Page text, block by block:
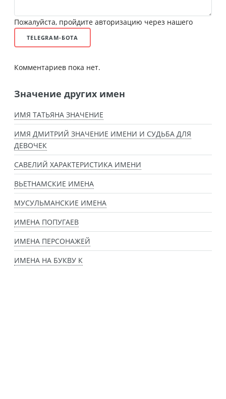
Пожалуйста, пройдите авторизацию через нашего
TELEGRAM-БОТА
Комментариев пока нет.
Значение других имен
ИМЯ ТАТЬЯНА ЗНАЧЕНИЕ
ИМЯ ДМИТРИЙ ЗНАЧЕНИЕ ИМЕНИ И СУДЬБА ДЛЯ
ДЕВОЧЕК
САВЕЛИЙ ХАРАКТЕРИСТИКА ИМЕНИ
ВЬЕТНАМСКИЕ ИМЕНА
МУСУЛЬМАНСКИЕ ИМЕНА
ИМЕНА ПОПУГАЕВ
ИМЕНА ПЕРСОНАЖЕЙ
ИМЕНА НА БУКВУ К